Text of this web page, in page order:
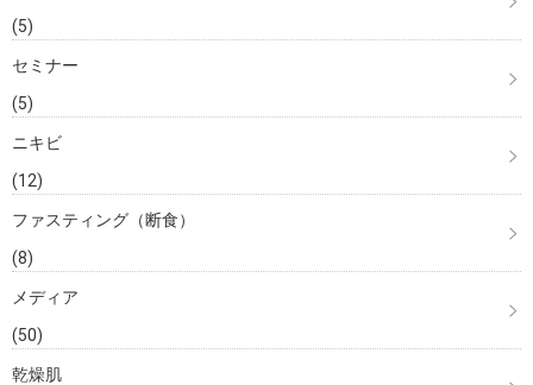
(5)
セミナー
(5)
ニキビ
(12)
ファスティング（断食）
(8)
メディア
(50)
乾燥肌